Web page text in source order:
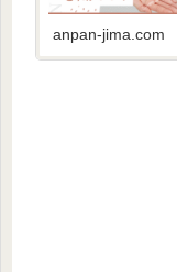
anpan-jima.com